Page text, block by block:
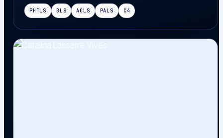
PHTLS BLS ACLS PALS C4